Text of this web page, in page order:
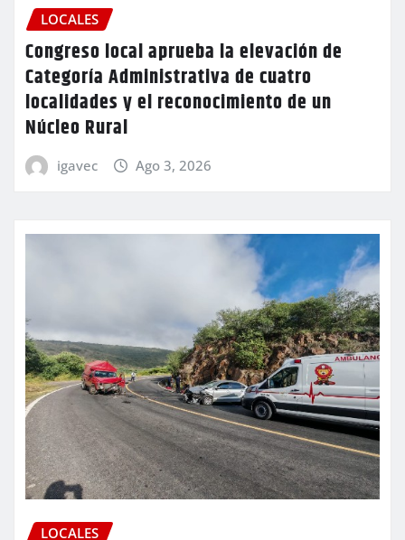
LOCALES
Congreso local aprueba la elevación de
Categoría Administrativa de cuatro
localidades y el reconocimiento de un
Núcleo Rural
igavec Ago 3, 2026
LOCALES